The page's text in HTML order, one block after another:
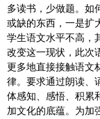
多读书，少做题。如
或缺的东西，一是扩
学生语文水平不高，
改变这一现状，此次
更多地直接接触语文
律。要求通过朗读、
体感知、感悟、积累
加文化的底蕴。为加